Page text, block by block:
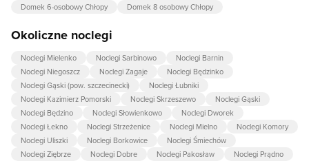
Domek 6-osobowy Chłopy
Domek 8 osobowy Chłopy
Okoliczne noclegi
Noclegi Mielenko Noclegi Sarbinowo
Noclegi Barnin
Noclegi Niegoszcz
Noclegi Zagaje
Noclegi Będzinko
Noclegi Gąski (pow. szczecinecki)
Noclegi Łubniki
Noclegi Kazimierz Pomorski
Noclegi Skrzeszewo
Noclegi Gąski
Noclegi Będzino
Noclegi Słowienkowo
Noclegi Dworek
Noclegi Łekno
Noclegi Strzeżenice Noclegi Mielno
Noclegi Komory
Noclegi Uliszki
Noclegi Borkowice
Noclegi Śmiechów
Noclegi Ziębrze
Noclegi Dobre Noclegi Pakosław
Noclegi Prądno